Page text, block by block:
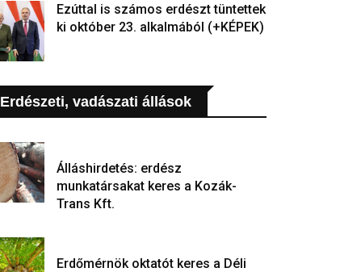
Ezúttal is számos erdészt tüntettek
ki október 23. alkalmából (+KÉPEK)
Erdészeti, vadászati állások
Álláshirdetés: erdész
munkatársakat keres a Kozák-
Trans Kft.
Erdőmérnök oktatót keres a Déli